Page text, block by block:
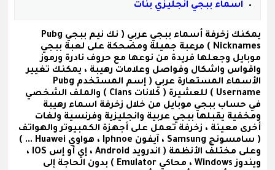
اسماء ببجي انجليزي بنات
يمكنك زخرفة أسماء ببجي عربي
( نك نيم ببجي Pubg
Nicknames ) مرعبة جميلة ومضحكة على لعبة ببجي
موبايل وجعلها فريدة من نوعها مع حروف نادرة ورموز
واقواس واشكال وفواصل وعلامات رهيبة ، يمكنك تغيير
الأسماء المستعارة عربي
( إسم المستخدم Pubg
Username )
للعشيرة ( كلانات Clans )
والملف الشخصي
في حساب ببجي موبايل من خلال زخرفة اسماء رهيبة
ومخفية يقبلها ببجي عربية وانجليزية وفرنسية ولغات
أخرى معينة ، زخرفة تعمل على أجهزة الكمبيوتر والهواتف
( سامسونج Samsung ، آيفون Iphnoe ، هواوي Huawei ... )
وعلى مختلف الأنظمة ( اندرويد Android ، إي أو إس IOS ،
ويندوز Windows ، محاكي Emulator ) بدون الحاجة إلى